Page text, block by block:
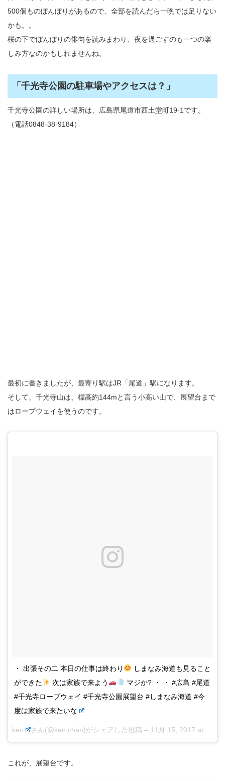
500個ものぼんぼりがあるので、全部を読んだら一晩では足りない
かも。。
桜の下でぼんぼりの俳句を読みまわり、夜を過ごすのも一つの楽
しみ方なのかもしれませんね。
「千光寺公園の駐車場やアクセスは？」
千光寺公園の詳しい場所は、広島県尾道市西土堂町19-1です。
（電話0848-38-9184）
最初に書きましたが、最寄り駅はJR「尾道」駅になります。
そして、千光寺山は、標高約144mと言う小高い山で、展望台まで
はロープウェイを使うのです。
・ 出張その二 本日の仕事は終わり
しまなみ海道も見ること
ができた
次は家族で来よう
マジか? ・ ・ #広島 #尾道
#千光寺ロープウェイ #千光寺公園展望台 #しまなみ海道 #今
度は家族で来たいな
ken さん(@ken.chan)がシェアした投稿 – 11月 15, 2017 at 12:57午前 PST
これが、展望台です。